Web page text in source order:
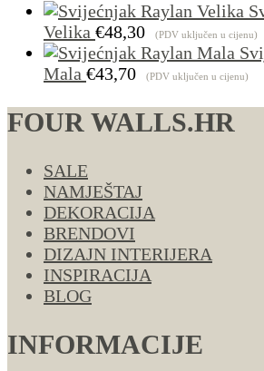
Velika €48,30 (PDV uključen u cijenu)
Mala €43,70 (PDV uključen u cijenu)
FOUR WALLS.HR
SALE
NAMJEŠTAJ
DEKORACIJA
BRENDOVI
DIZAJN INTERIJERA
INSPIRACIJA
BLOG
INFORMACIJE